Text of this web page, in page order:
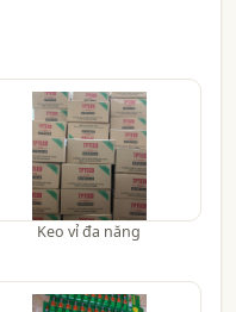
Keo vỉ đa năng